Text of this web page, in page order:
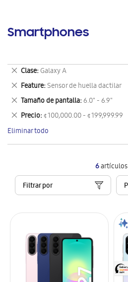
Smartphones
6artículos
Filtrar por
Clase Galaxy A
Eliminar
este
artículo
Feature Sensor de huella dactilar
Eliminar
este
artículo
Tamaño de pantalla 6.0" - 6.9"
Eliminar
este
artículo
Precio ¢ 100,000.00 - ¢ 199,999.99
Eliminar
este
artículo
Eliminar todo